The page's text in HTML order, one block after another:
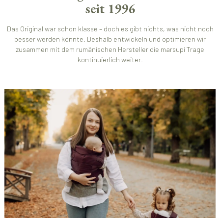
seit 1996
Das Original war schon klasse – doch es gibt nichts, was nicht noch
besser werden könnte. Deshalb entwickeln und optimieren wir
zusammen mit dem rumänischen Hersteller die marsupi Trage
kontinuierlich weiter.